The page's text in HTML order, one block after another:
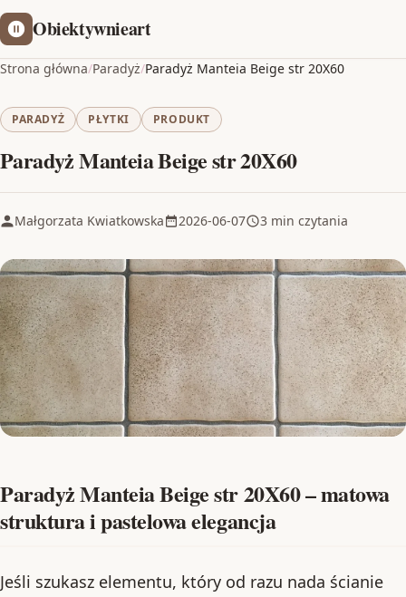
Obiektywnieart
Strona główna/Paradyż/Paradyż Manteia Beige str 20X60
PARADYŻ PŁYTKI PRODUKT
Paradyż Manteia Beige str 20X60
Małgorzata Kwiatkowska 2026-06-07 3 min czytania
Paradyż Manteia Beige str 20X60 – matowa
struktura i pastelowa elegancja
Jeśli szukasz elementu, który od razu nada ścianie